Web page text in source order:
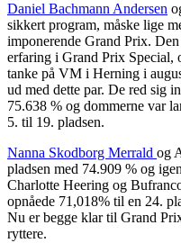
Daniel Bachmann Andersen
sikkert program, måske lige
imponerende Grand Prix.
erfaring i Grand Prix Special,
tanke på VM i Herning i
ud med dette par. De red sig
75.638 % og dommerne var
5. til 19. pladsen.
Nanna Skodborg Merrald og
pladsen med 74.909 % og
Charlotte Heering og
opnåede 71,018% til en 24.
Nu er begge klar til Grand
ryttere.